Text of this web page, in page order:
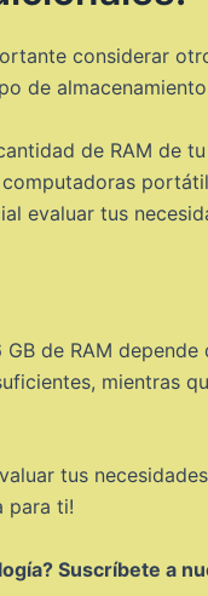
considerar
de
de RAM de
evaluar tus
GB de RAM
mientras
tus
para ti!
Suscríbete a